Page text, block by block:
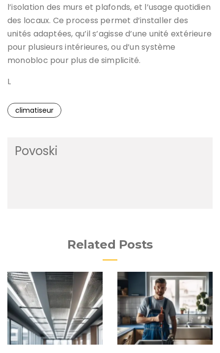
l’isolation des murs et plafonds, et l’usage quotidien
des locaux. Ce process permet d’installer des
unités adaptées, qu’il s’agisse d’une unité extérieure
pour plusieurs intérieures, ou d’un système
monobloc pour plus de simplicité.
L
climatiseur
Povoski
Related Posts